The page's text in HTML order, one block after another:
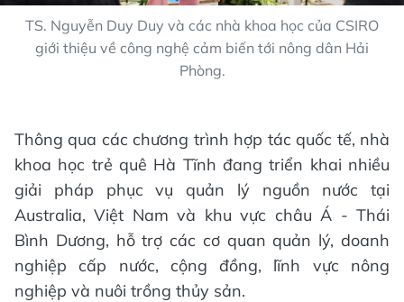
TS. Nguyễn Duy Duy và các nhà khoa học của CSIRO
giới thiệu về công nghệ cảm biến tới nông dân Hải
Phòng.
Thông qua các chương trình hợp tác quốc tế, nhà
khoa học trẻ quê Hà Tĩnh đang triển khai nhiều
giải pháp phục vụ quản lý nguồn nước tại
Australia, Việt Nam và khu vực châu Á - Thái
Bình Dương, hỗ trợ các cơ quan quản lý, doanh
nghiệp cấp nước, cộng đồng, lĩnh vực nông
nghiệp và nuôi trồng thủy sản.